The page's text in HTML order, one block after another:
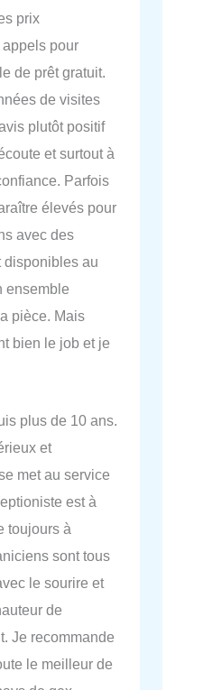
prix
pour
de prêt gratuit.
de visites
plutôt positif
et surtout à
Parfois
élevés pour
avec des
disponibles au
ensemble
pièce. Mais
bien le job et je
plus de 10 ans.
et
met au service
est à
toujours à
sont tous
le sourire et
de
Je recommande
le meilleur de